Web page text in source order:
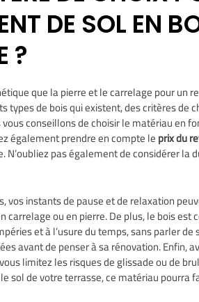
DE SOL EN
?
que la pierre et le carrelage pour un
types de bois qui existent, des critères de
conseillons de choisir le matériau en
également prendre en compte leprix du
N’oubliez pas également de considérer
vos instants de pause et de relaxation
carrelage ou en pierre. De plus, le bois est
et à l’usure du temps, sans parler
avant de penser à sa rénovation. Enfin,
limitez les risques de glissade ou de
sol de votre terrasse, ce matériau pourra